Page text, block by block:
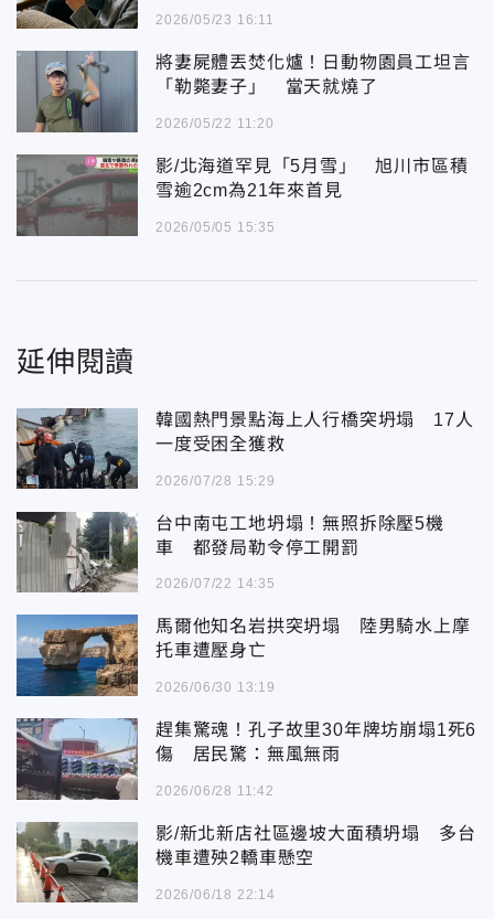
2026/05/23 16:11
將妻屍體丟焚化爐！日動物園員工坦言
「勒斃妻子」 當天就燒了
2026/05/22 11:20
影/北海道罕見「5月雪」 旭川市區積
雪逾2cm為21年來首見
2026/05/05 15:35
延伸閱讀
韓國熱門景點海上人行橋突坍塌 17人
一度受困全獲救
2026/07/28 15:29
台中南屯工地坍塌！無照拆除壓5機
車 都發局勒令停工開罰
2026/07/22 14:35
馬爾他知名岩拱突坍塌 陸男騎水上摩
托車遭壓身亡
2026/06/30 13:19
趕集驚魂！孔子故里30年牌坊崩塌1死6
傷 居民驚：無風無雨
2026/06/28 11:42
影/新北新店社區邊坡大面積坍塌 多台
機車遭殃2轎車懸空
2026/06/18 22:14